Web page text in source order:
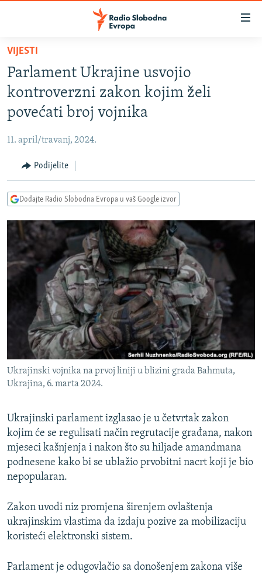
Pređite
glavni
sadržaj
na
glavnu
navigaciju
Pređite
na
pretragu
VIJESTI
CRNA GORA
VIZUELNO
INFOGRAFIKE
RAT U UKRAJINI
KINA NA BALKANU
RSE PRIČE IZ SVIJETA
ISPRIČAJ MI
DNEVNO@RSE
SPECIJALI RSE
VIŠE OD NASLOVA
GENOCID U SREBRENICI
POPLAVE I KLIZIŠTA U BIH 2024.
POST SCRIPTUM
MOJA EVROPA
TRI DECENIJE OD RATA U BIH
SVE KARTE DEJTONA
NASTANAK I RASPAD JUGOSLAVIJE
PRATITE NAS
VIJESTI
Parlament Ukrajine usvojio
kontroverzni zakon kojim želi
povećati broj vojnika
11. april/travanj, 2024.
Podijelite
Dodajte Radio Slobodna Evropa u vaš Google izvor
Ukrajinski vojnika na prvoj liniji u blizini grada Bahmuta,
Ukrajina, 6. marta 2024.
Ukrajinski parlament izglasao je u četvrtak zakon
kojim će se regulisati način regrutacije građana, nakon
mjeseci kašnjenja i nakon što su hiljade amandmana
podnesene kako bi se ublažio prvobitni nacrt koji je bio
nepopularan.
Zakon uvodi niz promjena širenjem ovlaštenja
ukrajinskim vlastima da izdaju pozive za mobilizaciju
koristeći elektronski sistem.
Parlament je odugovlačio sa donošenjem zakona više